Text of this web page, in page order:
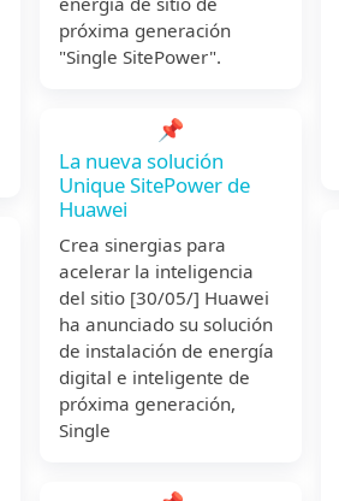
próxima generación
"Single SitePower".
📌
La nueva solución
Unique SitePower de
Huawei
Crea sinergias para
acelerar la inteligencia
del sitio [30/05/] Huawei
ha anunciado su solución
de instalación de energía
digital e inteligente de
próxima generación,
Single